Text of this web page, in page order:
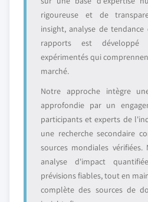
rigoureuse et de
insight, analyse de
rapports est développé
expérimentés qui
marché.
Notre approche intègre
approfondie par un
participants et experts de
une recherche secondaire
sources mondiales
analyse d'impact
prévisions fiables, tout en
complète des sources de